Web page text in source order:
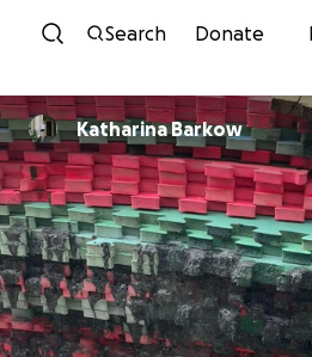
Skip to
Search Donate
Katharina Barkow